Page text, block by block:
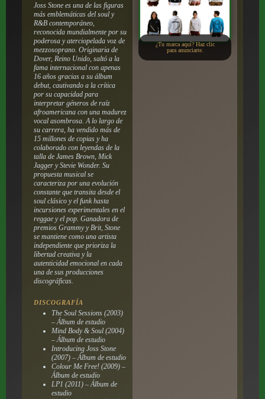
Joss Stone es una de las figuras
más emblemáticas del soul y
R&B contemporáneo,
reconocida mundialmente por su
poderosa y aterciopelada voz de
mezzosoprano. Originaria de
Dover, Reino Unido, saltó a la
fama internacional con apenas
16 años gracias a su álbum
debut, cautivando a la crítica
por su capacidad para
interpretar géneros de raíz
afroamericana con una madurez
vocal asombrosa. A lo largo de
su carrera, ha vendido más de
15 millones de copias y ha
colaborado con leyendas de la
talla de James Brown, Mick
Jagger y Stevie Wonder. Su
propuesta musical se
caracteriza por una evolución
constante que transita desde el
soul clásico y el funk hasta
incursiones experimentales en el
reggae y el pop. Ganadora de
premios Grammy y Brit, Stone
se mantiene como una artista
independiente que prioriza la
libertad creativa y la
autenticidad emocional en cada
una de sus producciones
discográficas.
DISCOGRAFÍA
The Soul Sessions (2003)
– Álbum de estudio
Mind Body & Soul (2004)
– Álbum de estudio
Introducing Joss Stone
(2007) – Álbum de estudio
Colour Me Free! (2009) –
Álbum de estudio
LP1 (2011) – Álbum de
estudio
¿Tu marca aquí? Haz clic
para anunciarte.